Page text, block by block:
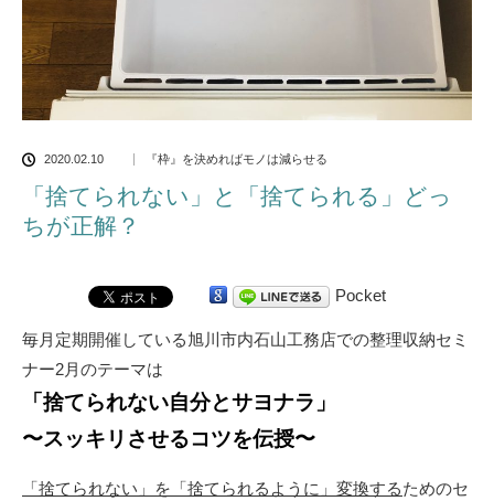
2020.02.10 『枠』を決めればモノは減らせる
「捨てられない」と「捨てられる」どっ
ちが正解？
Pocket
毎月定期開催している旭川市内石山工務店での整理収納セミ
ナー2月のテーマは
「捨てられない自分とサヨナラ」
〜スッキリさせるコツを伝授〜
「捨てられない」を「捨てられるように」変換するためのセ